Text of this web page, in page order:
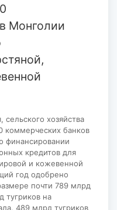
Монголии
хозяйства
коммерческих банков
финансировании
кредитов для
и кожевенной
год одобрено
почти 789 млрд
тугриков на
489 млрд тугриков